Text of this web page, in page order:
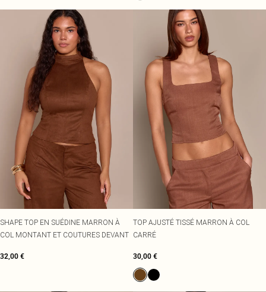
SHAPE TOP EN SUÉDINE MARRON À
COL MONTANT ET COUTURES DEVANT
32,00 €
TOP AJUSTÉ TISSÉ MARRON À COL
CARRÉ
30,00 €